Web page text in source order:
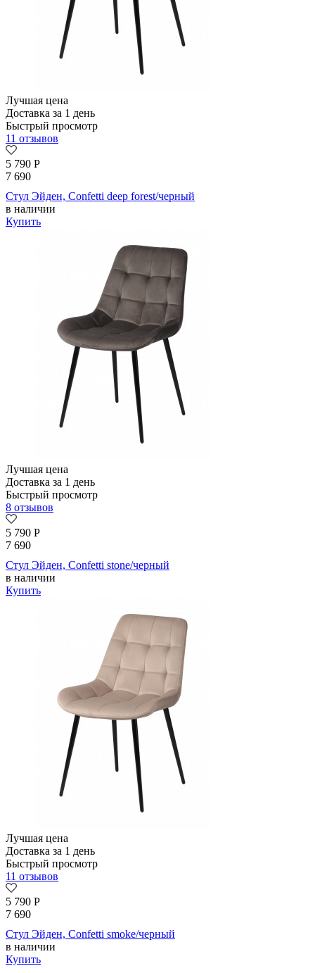
Лучшая цена
Доставка за 1 день
Быстрый просмотр
11 отзывов
5 790 Р
7 690
Стул Эйден, Confetti deep forest/черный
в наличии
Купить
Лучшая цена
Доставка за 1 день
Быстрый просмотр
8 отзывов
5 790 Р
7 690
Стул Эйден, Confetti stone/черный
в наличии
Купить
Лучшая цена
Доставка за 1 день
Быстрый просмотр
11 отзывов
5 790 Р
7 690
Стул Эйден, Confetti smoke/черный
в наличии
Купить